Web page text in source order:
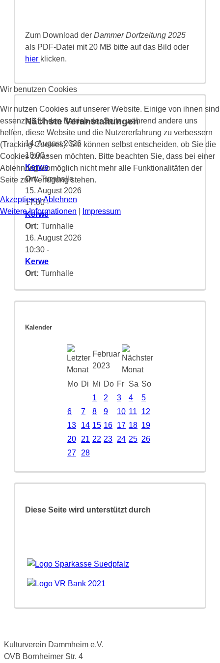
Zum Download der Dammer Dorfzeitung 2025
als PDF-Datei mit 20 MB bitte auf das Bild oder
hier klicken.
Nächste Veranstaltungen
14. August 2026
18:00-
Kerwe
Ort:Turnhalle
15. August 2026
17:00-
Kerwe
Ort: Turnhalle
16. August 2026
10:30 -
Kerwe
Ort: Turnhalle
Kalender
Februar
2023
Mo Di Mi Do Fr Sa So
1
2 3 4
5
6
7 8 9 10 11
12
13
14 15 16 17 18 19
20
21 22 23 24 25 26
27
28
Diese Seite wird unterstützt durch
Kulturverein Dammheim e.V.
OVB Bornheimer Str. 4
Wir benutzen Cookies
Wir nutzen Cookies auf unserer Website. Einige von ihnen sind
essenziell für den Betrieb der Seite, während andere uns
helfen, diese Website und die Nutzererfahrung zu verbessern
(Tracking Cookies). Sie können selbst entscheiden, ob Sie die
Cookies zulassen möchten. Bitte beachten Sie, dass bei einer
Ablehnung womöglich nicht mehr alle Funktionalitäten der
Seite zur Verfügung stehen.
AkzeptierenAblehnen
Weitere Informationen
Impressum